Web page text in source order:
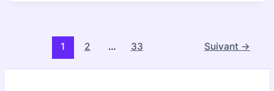
1 2 … 33 Suivant →